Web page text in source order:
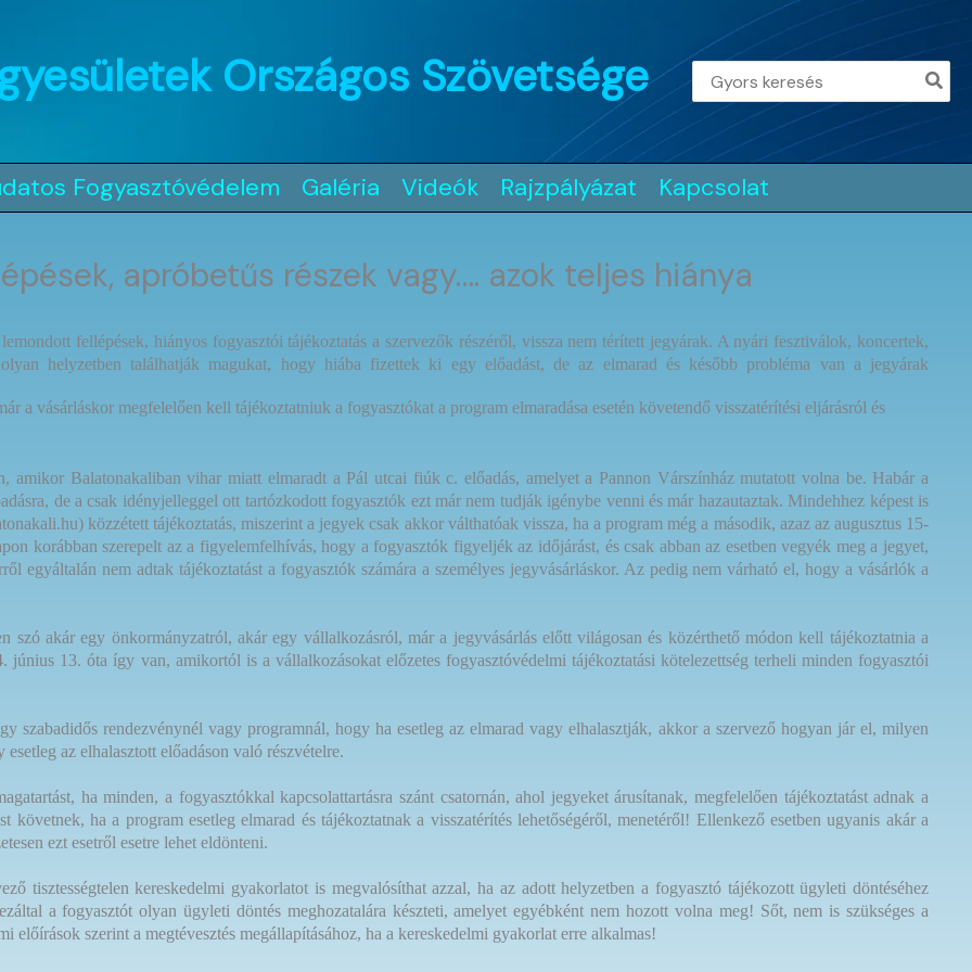
Országos Szövetsége
Search
for:
Fogyasztóvédelem Galéria Videók Rajzpályázat Kapcsolat
apróbetűs részek vagy…. azok teljes hiánya
fellépések, hiányos fogyasztói tájékoztatás a szervezők részéről, vissza nem térített jegyárak. A nyári fesztiválok, koncertek,
helyzetben találhatják magukat, hogy hiába fizettek ki egy előadást, de az elmarad és később probléma van a jegyárak
a vásárláskor megfelelően kell tájékoztatniuk a fogyasztókat a program elmaradása esetén követendő visszatérítési eljárásról és
amikor Balatonakaliban vihar miatt elmaradt a Pál utcai fiúk c. előadás, amelyet a Pannon Várszínház mutatott volna be. Habár a
de a csak idényjelleggel ott tartózkodott fogyasztók ezt már nem tudják igénybe venni és már hazautaztak. Mindehhez képest is
közzétett tájékoztatás, miszerint a jegyek csak akkor válthatóak vissza, ha a program még a második, azaz az augusztus 15-
korábban szerepelt az a figyelemfelhívás, hogy a fogyasztók figyeljék az időjárást, és csak abban az esetben vegyék meg a jegyet,
egyáltalán nem adtak tájékoztatást a fogyasztók számára a személyes jegyvásárláskor. Az pedig nem várható el, hogy a vásárlók a
szó akár egy önkormányzatról, akár egy vállalkozásról, már a jegyvásárlás előtt világosan és közérthető módon kell tájékoztatnia a
június 13. óta így van, amikortól is a vállalkozásokat előzetes fogyasztóvédelmi tájékoztatási kötelezettség terheli minden fogyasztói
szabadidős rendezvénynél vagy programnál, hogy ha esetleg az elmarad vagy elhalasztják, akkor a szervező hogyan jár el, milyen
az elhalasztott előadáson való részvételre.
ha minden, a fogyasztókkal kapcsolattartásra szánt csatornán, ahol jegyeket árusítanak, megfelelően tájékoztatást adnak a
ha a program esetleg elmarad és tájékoztatnak a visszatérítés lehetőségéről, menetéről! Ellenkező esetben ugyanis akár a
ezt esetről esetre lehet eldönteni.
tisztességtelen kereskedelmi gyakorlatot is megvalósíthat azzal, ha az adott helyzetben a fogyasztó tájékozott ügyleti döntéséhez
a fogyasztót olyan ügyleti döntés meghozatalára készteti, amelyet egyébként nem hozott volna meg! Sőt, nem is szükséges a
előírások szerint a megtévesztés megállapításához, ha a kereskedelmi gyakorlat erre alkalmas!